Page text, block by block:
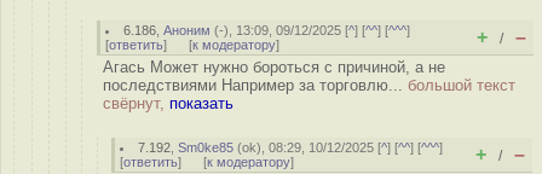
6.186 ,Аноним (-), 13:09, 09/12/2025 [^] [^^] [^^^]
[ответить] [к модератору] + / –
Агась Может нужно бороться с причиной, а не
последствиями Например за торговлю... большой текст
свёрнут, показать
7.192 ,Sm0ke85 (ok), 08:29, 10/12/2025 [^] [^^] [^^^]
[ответить] [к модератору] + / –